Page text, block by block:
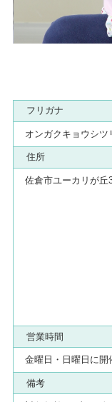
フリガナ
オンガクキョウシ
住所
佐倉市ユーカリが丘
営業時間
金曜日・日曜日に開
備考